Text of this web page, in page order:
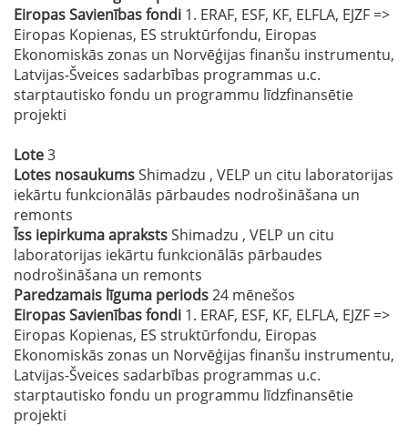
Eiropas Savienības fondi 1. ERAF, ESF, KF, ELFLA, EJZF =>
Eiropas Kopienas, ES struktūrfondu, Eiropas
Ekonomiskās zonas un Norvēģijas finanšu instrumentu,
Latvijas-Šveices sadarbības programmas u.c.
starptautisko fondu un programmu līdzfinansētie
projekti
Lote3
Lotes nosaukumsShimadzu , VELP un citu laboratorijas
iekārtu funkcionālās pārbaudes nodrošināšana un
remonts
Īss iepirkuma aprakstsShimadzu , VELP un citu
laboratorijas iekārtu funkcionālās pārbaudes
nodrošināšana un remonts
Paredzamais līguma periods24 mēnešos
Eiropas Savienības fondi 1. ERAF, ESF, KF, ELFLA, EJZF =>
Eiropas Kopienas, ES struktūrfondu, Eiropas
Ekonomiskās zonas un Norvēģijas finanšu instrumentu,
Latvijas-Šveices sadarbības programmas u.c.
starptautisko fondu un programmu līdzfinansētie
projekti